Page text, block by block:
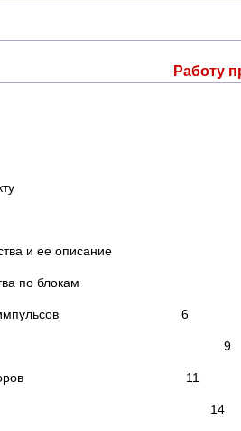
Работу
устройства и ее
устройства по
импульсов 6
9
резисторов 11
сигнала 14